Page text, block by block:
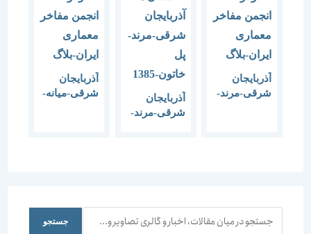
آذربایجان
شرقی-مرند-
آذربایجان
شرقی-مرند-
آذربایجان
شرقی-میانه-
جستجو